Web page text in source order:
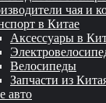
чая и
в Китае
Аксессуары в
Велосипеды
Запчасти из
авто